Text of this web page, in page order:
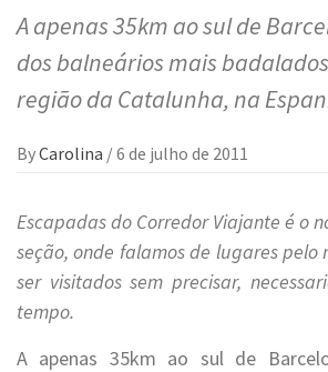
A apenas 35km ao sul de
dos balneários mais
região da Catalunha, na
ByCarolina /6 de julho de 2011
Escapadas do Corredor Viajante é o
seção, onde falamos de lugares pelo
ser visitados sem precisar,
tempo.
A apenas 35km ao sul de